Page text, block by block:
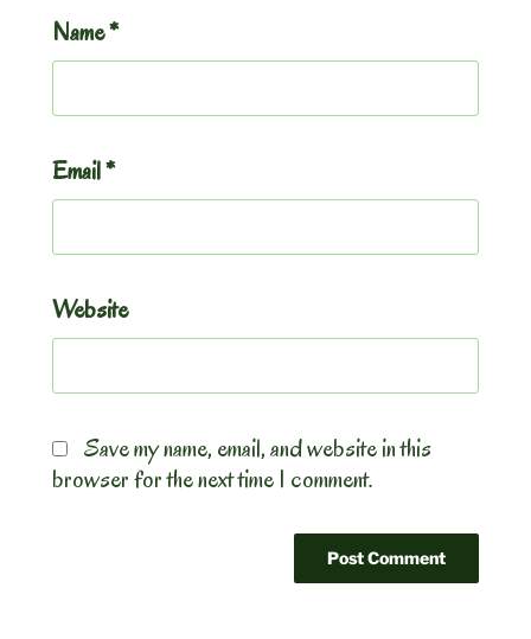
Name*
Email*
Website
Save my name, email, and website in this
browser for the next time I comment.